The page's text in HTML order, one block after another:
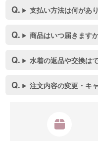
支払い方法は何があ
商品はいつ届きます
水着の返品や交換は
注文内容の変更・キ